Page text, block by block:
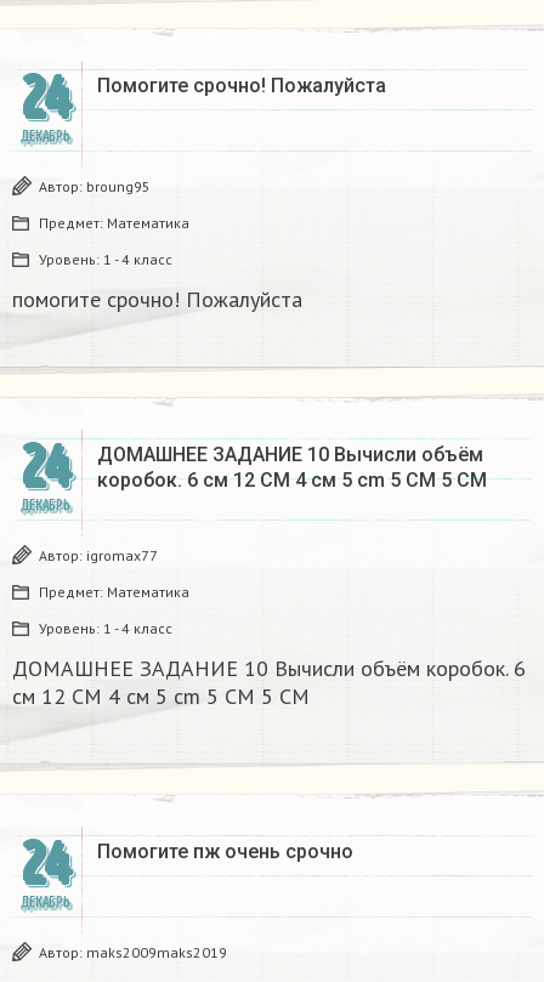
24
ДЕКАБРЬ
Помогите срочно! Пожалуйста
Автор: broung95
Предмет: Математика
Уровень: 1 - 4 класс
помогите срочно! Пожалуйста
24
ДЕКАБРЬ
ДОМАШНЕЕ ЗАДАНИЕ 10 Вычисли объём
коробок. 6 см 12 CM 4 см 5 cm 5 CM 5 CM​
Автор: igromax77
Предмет: Математика
Уровень: 1 - 4 класс
ДОМАШНЕЕ ЗАДАНИЕ 10 Вычисли объём коробок. 6
см 12 CM 4 см 5 cm 5 CM 5 CM​
24
ДЕКАБРЬ
Помогите пж очень срочно​
Автор: maks2009maks2019